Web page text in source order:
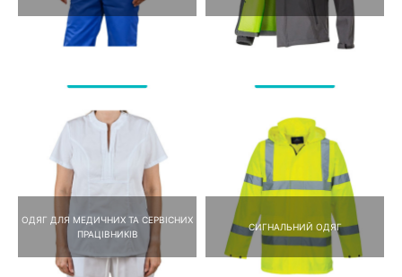
ОДЯГ ДЛЯ МЕДИЧНИХ ТА СЕРВІСНИХ
ПРАЦІВНИКІВ
СИГНАЛЬНИЙ ОДЯГ